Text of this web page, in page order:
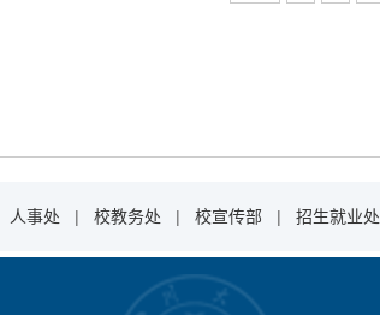
人事处 | 校教务处 | 校宣传部 | 招生就业处